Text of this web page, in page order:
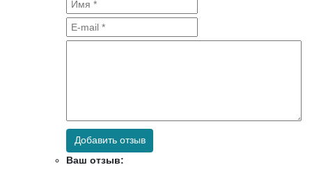
Добавить отзыв
Ваш отзыв: